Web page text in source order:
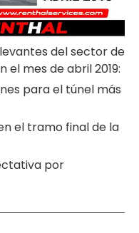
del sector de
el mes de abril 2019:
para el túnel más
el tramo final de la
por